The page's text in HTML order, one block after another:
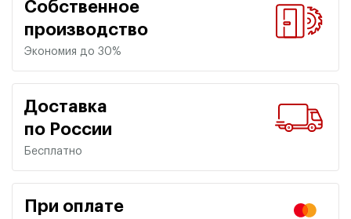
Собственное
производство
Экономия до 30%
Доставка
по России
Бесплатно
При оплате